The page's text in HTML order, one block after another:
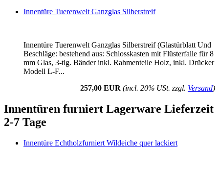
Innentüre Tuerenwelt Ganzglas Silberstreif
Innentüre Tuerenwelt Ganzglas Silberstreif (Glastürblatt Und
Beschläge: bestehend aus: Schlosskasten mit Flüsterfalle für 8
mm Glas, 3-tlg. Bänder inkl. Rahmenteile Holz, inkl. Drücker
Modell L-F...
257,00 EUR (incl. 20% USt. zzgl. Versand)
Innentüren furniert Lagerware Lieferzeit
2-7 Tage
Innentüre Echtholzfurniert Wildeiche quer lackiert